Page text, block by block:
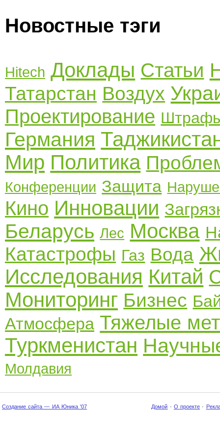
Новостные тэги
Hitech Доклады Статьи
Татарстан Воздух
Проектирование
Германия
Мир Политика
Конференции Защита
Кино Инновации
Беларусь Лес Москва
Катастрофы Газ Вода
Исследования Китай
Мониторинг Бизнес
Атмосфера Тяжелые
Туркменистан
Молдавия
Создание сайта — ИА Юника '07 Домой · О проекте ·